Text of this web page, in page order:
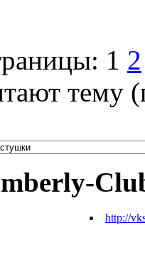
1 2
тему
http://